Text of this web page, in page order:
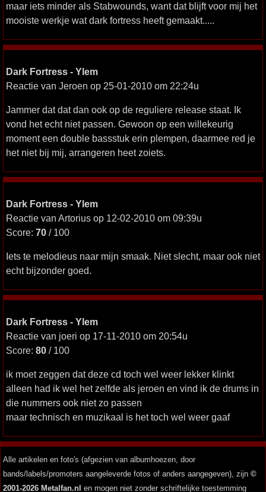
maar iets minder als Stabwounds, want dat blijft voor mij het
mooiste werkje wat dark fortress heeft gemaakt.....
Dark Fortress - Ylem
Reactie van Jeroen op 25-01-2010 om 22:24u
Jammer dat dat dan ook op de reguliere release staat. Ik
vond het echt niet passen. Gewoon op een willekeurig
moment een double bassstuk erin plempen, daarmee red je
het niet bij mij, arrangeren heet zoiets.
Dark Fortress - Ylem
Reactie van Artorius op 12-02-2010 om 09:39u
Score: 70 / 100
Iets te melodieus naar mijn smaak. Niet slecht, maar ook niet
echt bijzonder goed.
Dark Fortress - Ylem
Reactie van joeri op 17-11-2010 om 20:54u
Score: 80 / 100
ik moet zeggen dat deze cd toch wel weer lekker klinkt
alleen had ik wel het zelfde als jeroen en vind ik de drums in
die nummers ook niet zo passen
maar technisch en muzikaal is het toch wel weer gaaf
Alle artikelen en foto's (afgezien van albumhoezen, door
bands/labels/promoters aangeleverde fotos of anders aangegeven), zijn ©
2001-2026 Metalfan.nl en mogen niet zonder schriftelijke toestemming